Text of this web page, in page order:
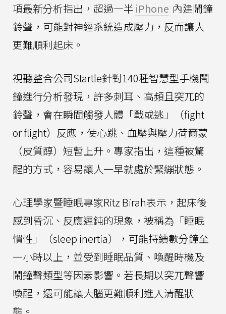
項最新分析指出，超過一半 iPhone 內建鬧鐘
鈴聲，可能對神經系統造成壓力，反而讓人
更難順利起床。
視聽整合公司Startle針對140種智慧型手機鬧
鐘進行分析發現，許多刺耳、高頻且突兀的
鈴聲，會在瞬間觸發人體「戰或逃」（fight
or flight）反應，使心跳、血壓與壓力荷爾蒙
（皮質醇）短暫上升。專家指出，這種被驚
醒的方式，容易讓人一早就處於緊繃狀態。
心理學家暨睡眠專家Ritz Birah表示，起床後
感到昏沉、反應遲鈍的現象，被稱為「睡眠
慣性」（sleep inertia），可能持續數分鐘至
一小時以上，並受到睡眠品質、喚醒時機及
鬧鐘聲類型等因素影響。若長期以突兀聲響
喚醒，還可能讓大腦更難順利進入清醒狀
態。